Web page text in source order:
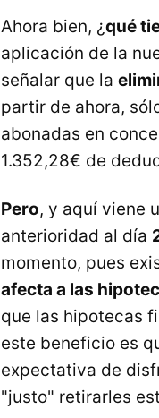
Ahora bien, ¿qué
aplicación de la
señalar que la
partir de ahora,
abonadas en
1.352,28€ de
Pero, y aquí viene
anterioridad al día
momento, pues
afecta a las
que las hipotecas
este beneficio es
expectativa de
"justo" retirarles